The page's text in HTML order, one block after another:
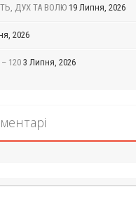
ДУХ ТА ВОЛЮ19 Липня, 2026
2026
1203 Липня, 2026